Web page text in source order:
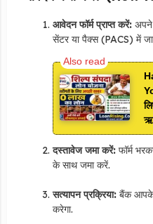
आवेदन फॉर्म प्राप्त करें:अपने
सेंटर या पैक्स (PACS) में
दस्तावेज जमा करें:फॉर्म
के साथ जमा करें.
सत्यापन प्रक्रिया:बैंक आपके
करेगा.